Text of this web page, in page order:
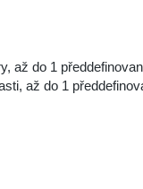
až do 1
až do 1